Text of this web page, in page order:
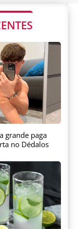
grande paga
no Dédalos